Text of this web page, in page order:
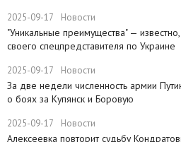
2025-09-17 Новости
​"Уникальные преимущества" —
своего спецпредставителя по Украине
2025-09-17 Новости
​За две недели численность армии
о боях за Купянск и Боровую
2025-09-17 Новости
​Алексеевка повторит судьбу